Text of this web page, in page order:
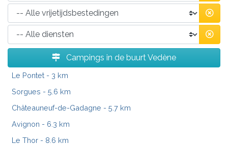
Campings in de buurt Vedène
Le Pontet - 3 km
Sorgues - 5.6 km
Châteauneuf-de-Gadagne - 5.7 km
Avignon - 6.3 km
Le Thor - 8.6 km